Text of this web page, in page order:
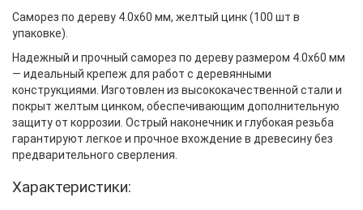
Саморез по дереву 4.0х60 мм, желтый цинк (100 шт в
упаковке).
Надежный и прочный саморез по дереву размером 4.0х60 мм
— идеальный крепеж для работ с деревянными
конструкциями. Изготовлен из высококачественной стали и
покрыт желтым цинком, обеспечивающим дополнительную
защиту от коррозии. Острый наконечник и глубокая резьба
гарантируют легкое и прочное вхождение в древесину без
предварительного сверления.
Характеристики: